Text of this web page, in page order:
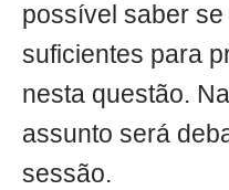
possível saber
suficientes para
nesta questão.
assunto será
sessão.